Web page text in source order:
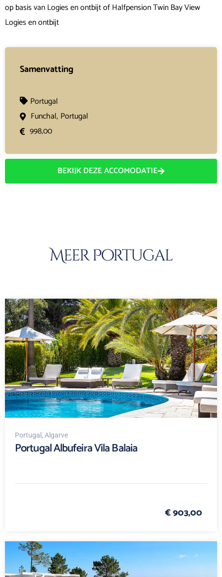
op basis van Logies en ontbijt of Halfpension Twin Bay View
Logies en ontbijt
Samenvatting
Portugal
Funchal, Portugal
998,00
BEKIJK DEZE ACCOMODATIE
Meer Portugal
Portugal , Algarve
Portugal Albufeira Vila Balaia
€ 903,00